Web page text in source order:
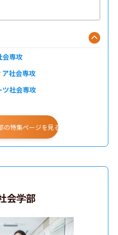
専攻
社会専攻
社会専攻
祉専攻
の特集ページを見る
会学部